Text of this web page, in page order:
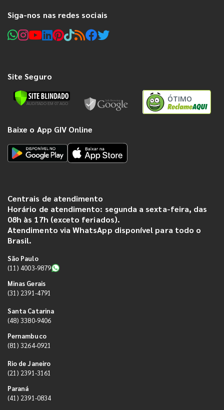
Siga-nos nas redes sociais
Site Seguro
ÓTIMO
Baixe o App GIV Online
Centrais de atendimento
Horário de atendimento: segunda a sexta-feira, das
08h às 17h (exceto feriados).
Atendimento via WhatsApp disponível para todo o
Brasil.
São Paulo
(11) 4003-9879
Minas Gerais
(31) 2391-4791
Santa Catarina
(48) 3380-9406
Pernambuco
(81) 3264-0921
Rio de Janeiro
(21) 2391-3161
Paraná
(41) 2391-0834